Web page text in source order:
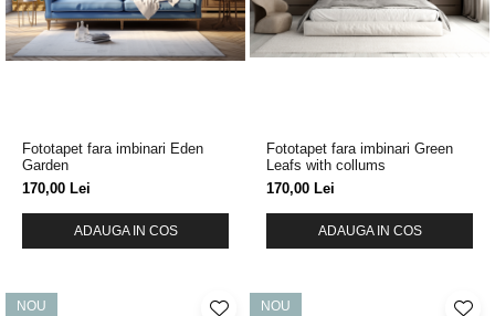
Fototapet fara imbinari Eden
Garden
170,00 Lei
ADAUGA IN COS
Fototapet fara imbinari Green
Leafs with collums
170,00 Lei
ADAUGA IN COS
NOU NOU